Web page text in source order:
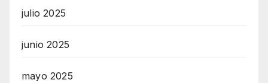
julio 2025
junio 2025
mayo 2025